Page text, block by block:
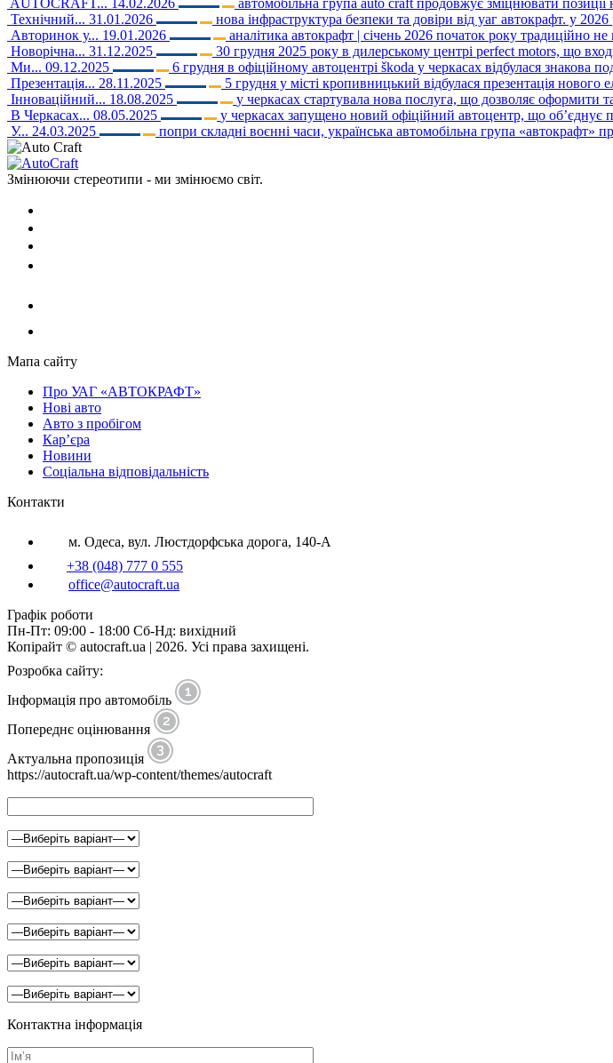
AUTOCRAFT... 14.02.2026
автомобільна група auto craft продовжує зміцнювати
Технічний... 31.01.2026
нова інфраструктура безпеки та довіри від уаг автокрафт. у
Авторинок у... 19.01.2026
аналітика автокрафт | січень 2026 початок року традиційно
Новорічна... 31.12.2025
30 грудня 2025 року в дилерському центрі perfect motors, що
Ми... 09.12.2025
6 грудня в офіційному автоцентрі škoda у черкасах відбулася знакова
Презентація... 28.11.2025
5 грудня у місті кропивницький відбулася презентація
Інноваційний... 18.08.2025
у черкасах стартувала нова послуга, що дозволяє оформити
В Черкасах... 08.05.2025
у черкасах запущено новий офіційний автоцентр, що
У... 24.03.2025 попри складні воєнні часи, українська автомобільна група «автокрафт»
Змінюючи стереотипи - ми змінюємо світ.
Мапа сайту
Про УАГ «АВТОКРАФТ»
Нові авто
Авто з пробігом
Кар’єра
Новини
Соціальна відповідальність
Контакти
м. Одеса, вул. Люстдорфська дорога, 140-А
+38 (048) 777 0 555
office@autocraft.ua
Графік роботи
Пн-Пт: 09:00 - 18:00 Сб-Нд: вихідний
Копірайт © autocraft.ua | 2026. Усі права захищені.
Розробка сайту:
Інформація про автомобіль
Попереднє оцінювання
Актуальна пропозиція
https://autocraft.ua/wp-content/themes/autocraft
Контактна інформація